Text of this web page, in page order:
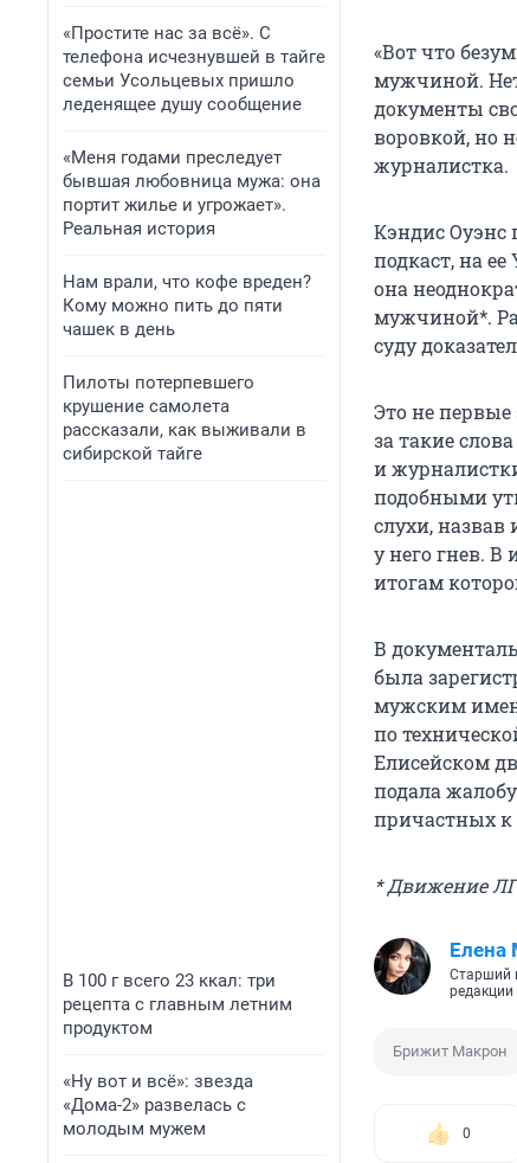
«Простите нас за всё». С
телефона исчезнувшей в тайге
семьи Усольцевых пришло
леденящее душу сообщение
«Меня годами преследует
бывшая любовница мужа: она
портит жилье и угрожает».
Реальная история
Нам врали, что кофе вреден?
Кому можно пить до пяти
чашек в день
Пилоты потерпевшего
крушение самолета
рассказали, как выживали в
сибирской тайге
В 100 г всего 23 ккал: три
рецепта с главным летним
продуктом
«Ну вот и всё»: звезда
«Дома-2» развелась с
молодым мужем
«Вот что
мужчиной.
документы
воровкой, но
журналистка.
Кэндис Оуэнс
подкаст, на
она
мужчиной*.
суду
Это не
за такие
и
подобными
слухи,
у него гнев. В
итогам
В
была
мужским
по
Елисейском
подала
причастных
* Движение
Елена
Старший
редакции
Брижит Макрон
0